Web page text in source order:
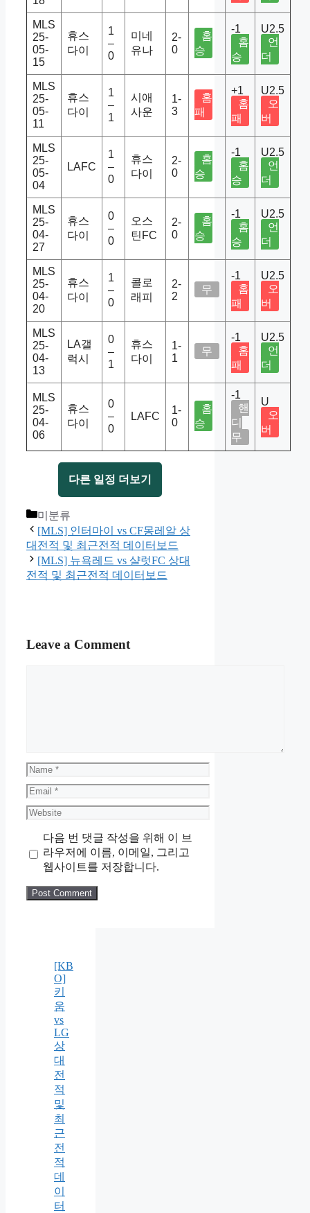
MLS
25-
05-
15
휴스
다이
1
–
0
미네
유나
2-
0
홈
승
-1
홈
승
U2.5
언
더
MLS
25-
05-
11
휴스
다이
1
–
1
시애
사운
1-
3
홈
패
+1
홈
패
U2.5
오
버
MLS
25-
05-
04
LAFC
1
–
0
휴스
다이
2-
0
홈
승
-1
홈
승
U2.5
언
더
MLS
25-
04-
27
휴스
다이
0
–
0
오스
틴FC
2-
0
홈
승
-1
홈
승
U2.5
언
더
MLS
25-
04-
20
휴스
다이
1
–
0
콜로
래피
2-
2
무
-1
홈
패
U2.5
오
버
MLS
25-
04-
13
LA갤
럭시
0
–
1
휴스
다이
1-
1
무
-1
홈
패
U2.5
언
더
MLS
25-
04-
06
휴스
다이
0
–
0
LAFC
1-
0
홈
승
-1
핸
디
무
U
오
버
다른 일정 더보기
Categories
미분류
[MLS] 인터마이 vs CF몽레알 상
대전적 및 최근전적 데이터보드
[MLS] 뉴욕레드 vs 샬럿FC 상대
전적 및 최근전적 데이터보드
Leave a Comment
Name
Email
Website
다음 번 댓글 작성을 위해 이 브
라우저에 이름, 이메일, 그리고
웹사이트를 저장합니다.
[KB
O]
키
움
vs
LG
상
대
전
적
및
최
근
전
적
데
이
터